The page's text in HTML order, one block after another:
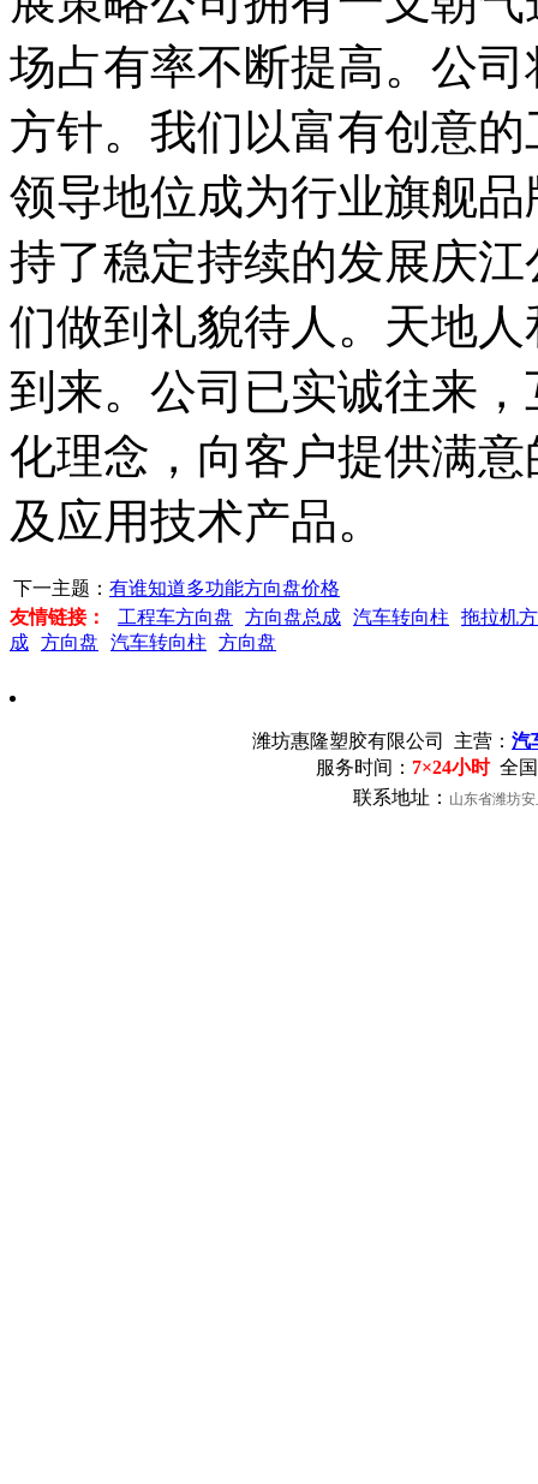
场占有率不断提高。公
方针。我们以富有创意
领导地位成为行业旗舰
持了稳定持续的发展庆
们做到礼貌待人。天地
到来。公司已实诚往来
化理念，向客户提供满
及应用技术产品。
下一主题： 有谁知道多功能方向盘价格
友情链接：
工程车方向盘 方向盘总成 汽车转向柱
拖拉机
成 方向盘 汽车转向柱 方向盘
潍坊惠隆塑胶有限公司 主营： 汽
服务时间： 7×24小时全国
联系地址： 山东省潍坊